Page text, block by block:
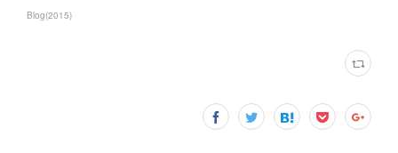
Blog(2015)